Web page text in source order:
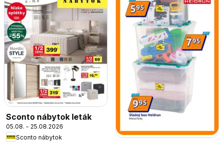
Sconto nábytok leták
05.08. - 25.08.2026
Sconto nábytok